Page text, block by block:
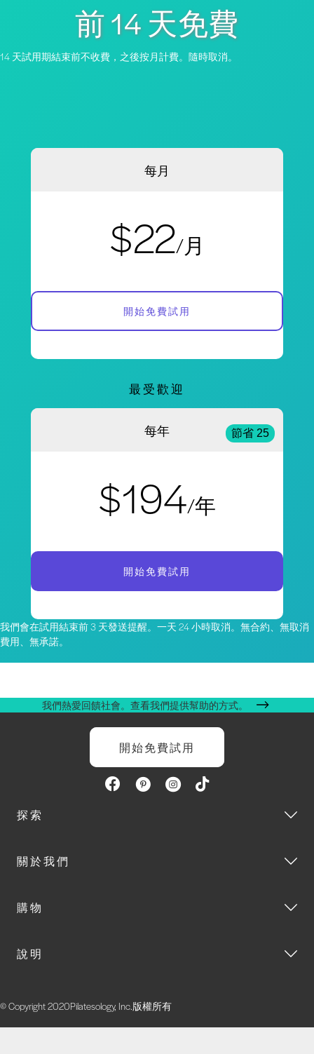
前 14 天免費
14 天試用期結束前不收費，之後按月計費。隨時取消。
每月
$22/月
開始免費試用
最受歡迎
每年 節省 25
$194/年
開始免費試用
我們會在試用結束前 3 天發送提醒。一天 24 小時取消。無合約、無取消
費用、無承諾。
我們熱愛回饋社會。查看我們提供幫助的方式。
開始免費試用
探索
關於我們
購物
說明
© Copyright 2020Pilatesology, Inc.版權所有